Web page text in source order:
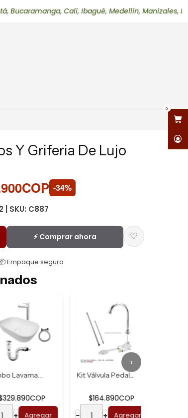
0
Cali, Ibagué, Medellín, Manizales,
Y Griferia De Lujo
-34%
| SKU: C887
⚡ Comprar ahora ♡
Empaque seguro
Válvula Pedal...
$164.890COP
+ Agregar
$62.590COP
+ Agregar
›